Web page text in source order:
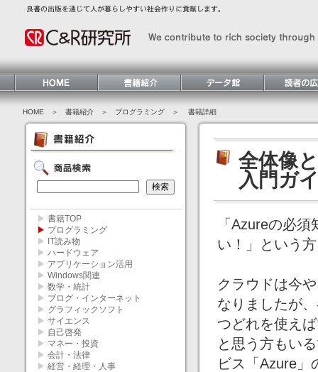
HOME ＞ 書籍紹介 ＞ プログラミング＞ 書籍詳細
▶ 書籍TOP
▶ プログラミング
▶
IT読み物
▶ ハードウェア
▶ アプリケーション活用
▶ Windows関連
▶ 数学・統計
▶ ブログ・インターネット
▶ グラフィックソフト
▶ サイエンス
▶ 自己啓発
▶ マネー・投資
▶ 会計・法律
▶ 経営・経理・人事
全体像
入門ガ
「Azureの必
い！」という
クラウドは今
なりましたが
つどれを使え
と思う方もい
ビス「Azure」